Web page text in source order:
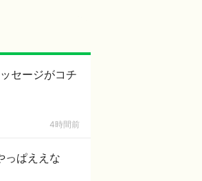
セージがコチ
4時間前
っぱええな